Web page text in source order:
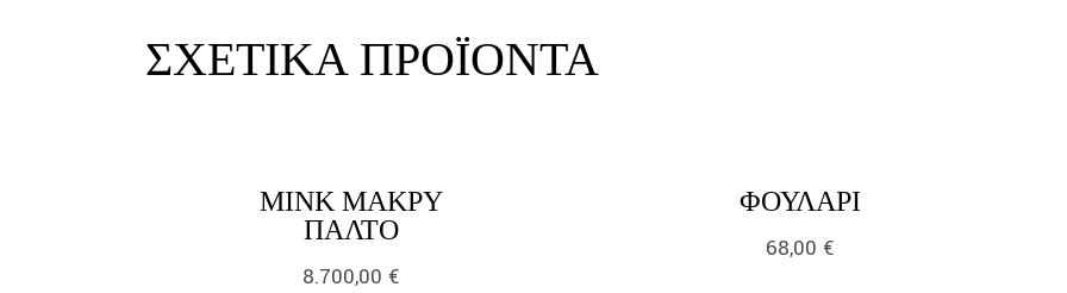
ΣΧΕΤΙΚΆ ΠΡΟΪΌΝΤΑ
ΜΙΝΚ ΜΑΚΡΎ
ΠΑΛΤΌLINK
8.700,00 €
ΦΟΥΛΆΡΙLINK
68,00 €